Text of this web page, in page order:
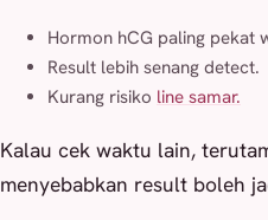
Hormon hCG paling pekat
Result lebih senang detect.
Kurang risiko line samar.
Kalau cek waktu lain,
menyebabkan result boleh